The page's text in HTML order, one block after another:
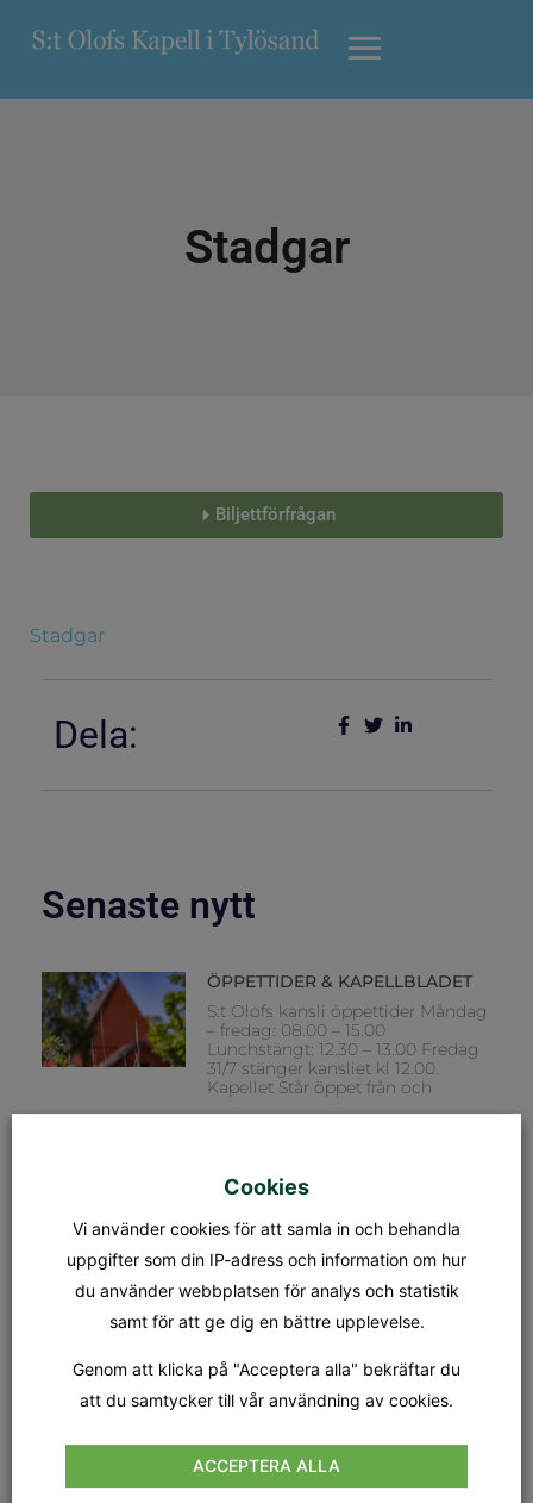
Stadgar
Biljettförfrågan
Stadgar
Dela:
Senaste nytt
ÖPPETTIDER & KAPELLBLADET
S:t Olofs kansli öppettider Måndag
– fredag: 08.00 – 15.00
Lunchstängt: 12.30 – 13.00 Fredag
31/7 stänger kansliet kl 12.00.
Kapellet Står öppet från och
SÖNDAG 9 AUGUSTI KL.18.00
Dagens tema: Nådens gåvor Präst:
Margareta Stripple
SÖNDAG 16 AUGUSTI KL.18.00
Elfte söndagen efter trefaldighet
Dagens tema: Tro & Liv Präst: Nina
Cookies
Vi använder cookies för att samla in och behandla
uppgifter som din IP-adress och information om hur
du använder webbplatsen för analys och statistik
samt för att ge dig en bättre upplevelse.
Genom att klicka på "Acceptera alla" bekräftar du
att du samtycker till vår användning av cookies.
ACCEPTERA ALLA